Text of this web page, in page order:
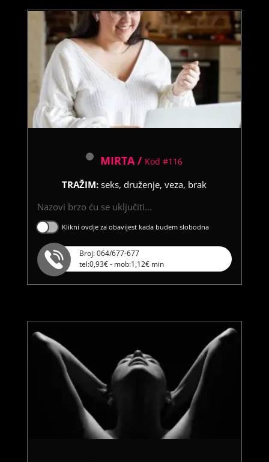
MIRTA / Kod #116
TRAŽIM:seks, druženje, veza, brak
Nazovi brzo ću se uključiti...
Klikni ovdje za obavijest kada budem slobodna
Broj: 064/677-677
tel:0,93€ - mob:1,12€ min